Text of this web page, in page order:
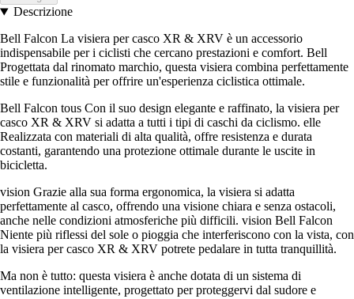
Descrizione
Bell Falcon La visiera per casco XR & XRV è un accessorio
indispensabile per i ciclisti che cercano prestazioni e comfort. Bell
Progettata dal rinomato marchio, questa visiera combina perfettamente
stile e funzionalità per offrire un'esperienza ciclistica ottimale.
Bell Falcon tous Con il suo design elegante e raffinato, la visiera per
casco XR & XRV si adatta a tutti i tipi di caschi da ciclismo. elle
Realizzata con materiali di alta qualità, offre resistenza e durata
costanti, garantendo una protezione ottimale durante le uscite in
bicicletta.
vision Grazie alla sua forma ergonomica, la visiera si adatta
perfettamente al casco, offrendo una visione chiara e senza ostacoli,
anche nelle condizioni atmosferiche più difficili. vision Bell Falcon
Niente più riflessi del sole o pioggia che interferiscono con la vista, con
la visiera per casco XR & XRV potrete pedalare in tutta tranquillità.
Ma non è tutto: questa visiera è anche dotata di un sistema di
ventilazione intelligente, progettato per proteggervi dal sudore e